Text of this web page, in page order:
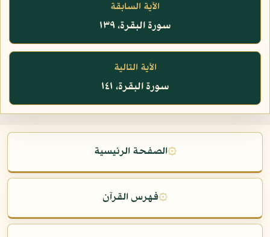
الآية السابقة
سورة البقرة، ١٣٩
الآية التالية
سورة البقرة، ١٤١
۞الصفحة الرئيسية
۞فهرس القرآن